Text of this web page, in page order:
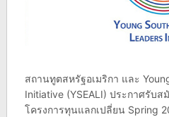
สถานทูตสหรัฐอเมริกา และ
Initiative (YSEALI) ประกาศรับส
โครงการทุนแลกเปลี่ยน Spring